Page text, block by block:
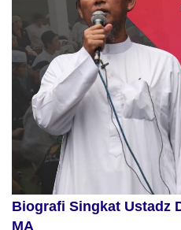
Biografi Singkat Ustadz
MA